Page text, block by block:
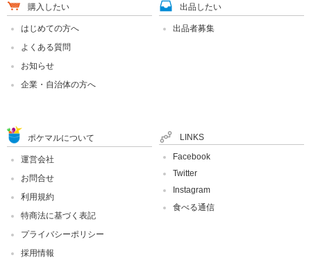
購入したい
はじめての方へ
よくある質問
お知らせ
企業・自治体の方へ
出品したい
出品者募集
ポケマルについて
運営会社
お問合せ
利用規約
特商法に基づく表記
プライバシーポリシー
採用情報
LINKS
Facebook
Twitter
Instagram
食べる通信